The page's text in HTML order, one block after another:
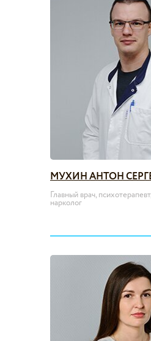
МУХИН АНТОН
Главный врач,
нарколог